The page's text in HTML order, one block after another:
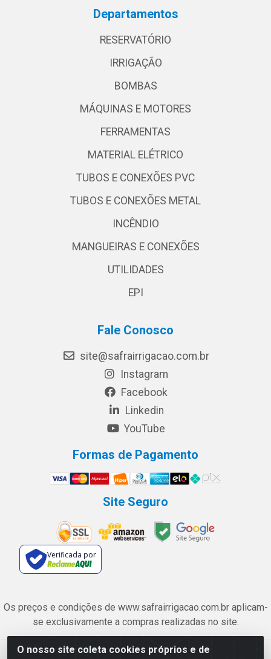
O nosso site coleta cookies próprios e de
Departamentos
RESERVATÓRIO
IRRIGAÇÃO
BOMBAS
MÁQUINAS E MOTORES
FERRAMENTAS
MATERIAL ELÉTRICO
TUBOS E CONEXÕES PVC
TUBOS E CONEXÕES METAL
INCÊNDIO
MANGUEIRAS E CONEXÕES
UTILIDADES
EPI
Fale Conosco
site@safrairrigacao.com.br
Instagram
Facebook
Linkedin
YouTube
Formas de Pagamento
Site Seguro
Verificada por
Os preços e condições de www.safrairrigacao.com.br aplicam-
se exclusivamente a compras realizadas no site.